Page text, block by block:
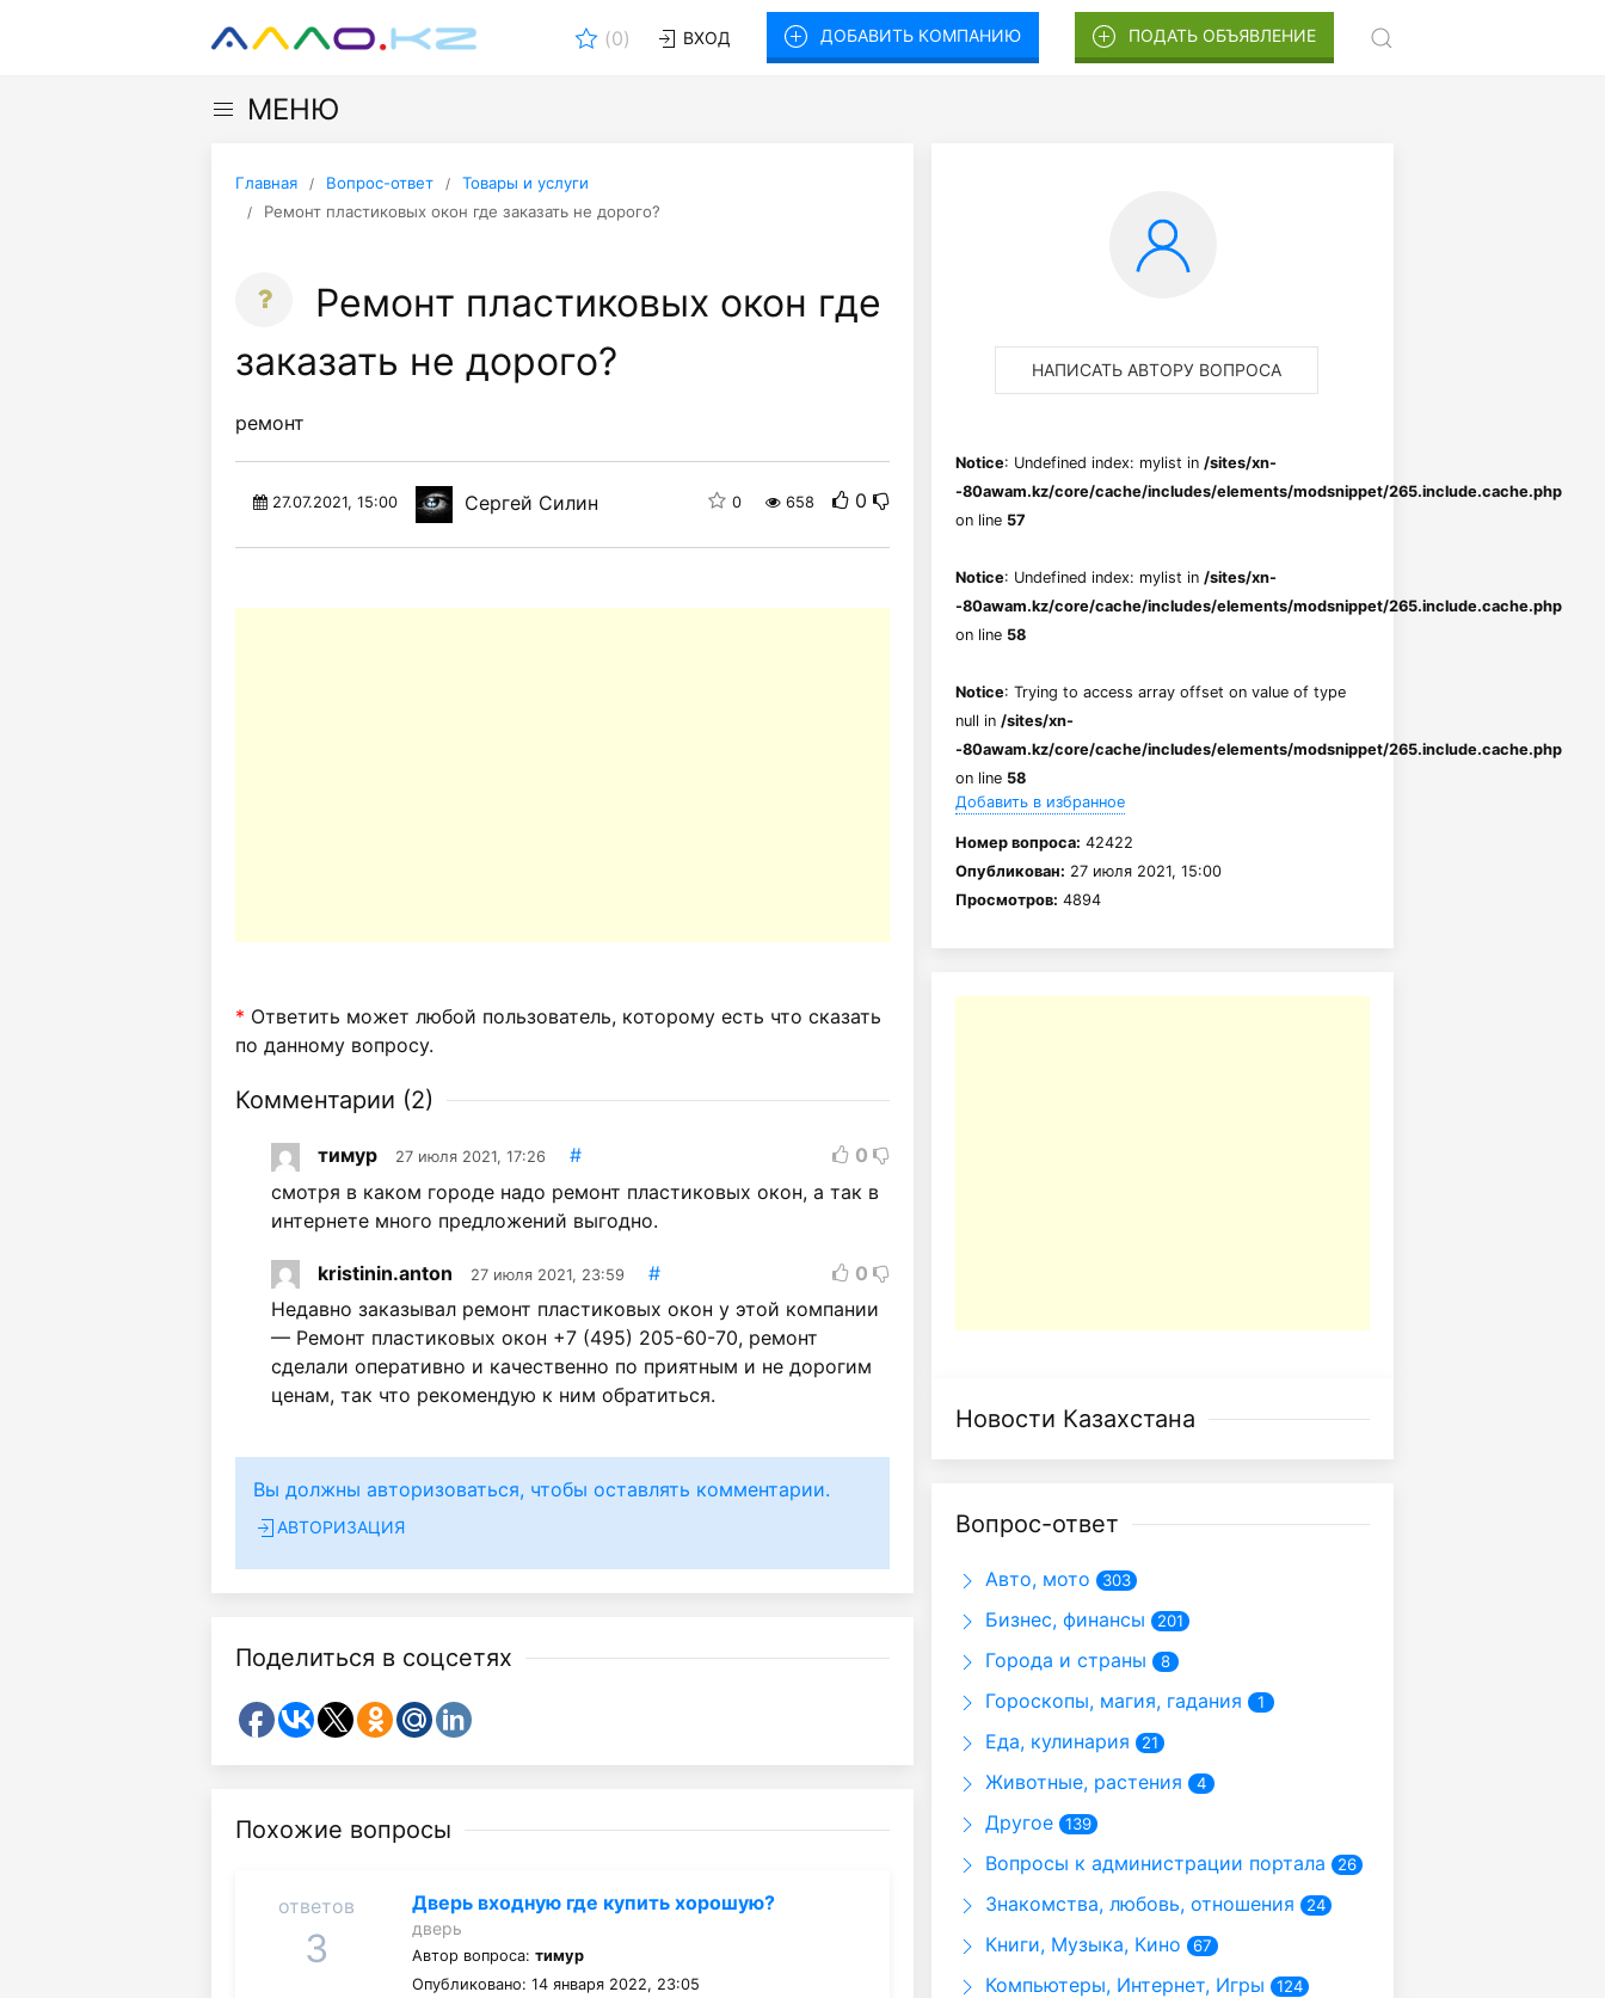
(0) ВХОД ДОБАВИТЬ КОМПАНИЮ ПОДАТЬ ОБЪЯВЛЕНИЕ
МЕНЮ
Главная Вопрос-ответ
Товары и услуги
Ремонт пластиковых окон где заказать не дорого?
Ремонт пластиковых окон где
заказать не дорого?
ремонт
27.07.2021, 15:00 Сергей Силин 0 658 0
* Ответить может любой пользователь, которому есть что сказать
по данному вопросу.
Комментарии (2)
тимур 27 июля 2021, 17:26 #
0
смотря в каком городе надо ремонт пластиковых окон, а так в
интернете много предложений выгодно.
kristinin.anton 27 июля 2021, 23:59 #
0
Недавно заказывал ремонт пластиковых окон у этой компании
— Ремонт пластиковых окон +7 (495) 205-60-70, ремонт
сделали оперативно и качественно по приятным и не дорогим
ценам, так что рекомендую к ним обратиться.
Вы должны авторизоваться, чтобы оставлять комментарии.
АВТОРИЗАЦИЯ
Поделиться в соцсетях
Похожие вопросы
ответов
3
Дверь входную где купить хорошую?
дверь
Автор вопроса:тимур
Опубликовано: 14 января 2022, 23:05
НАПИСАТЬ АВТОРУ ВОПРОСА
Notice: Undefined index: mylist in /sites/xn-
-80awam.kz/core/cache/includes/elements/modsnippet/265.include.cache.php
on line 57
Notice: Undefined index: mylist in /sites/xn-
-80awam.kz/core/cache/includes/elements/modsnippet/265.include.cache.php
on line 58
Notice: Trying to access array offset on value of type
null in /sites/xn-
-80awam.kz/core/cache/includes/elements/modsnippet/265.include.cache.php
on line 58
Добавить в избранное
Номер вопроса: 42422
Опубликован: 27 июля 2021, 15:00
Просмотров: 4894
Новости Казахстана
Вопрос-ответ
Авто, мото 303
Бизнес, финансы 201
Города и страны 8
Гороскопы, магия, гадания 1
Еда, кулинария 21
Животные, растения 4
Другое 139
Вопросы к администрации портала 26
Знакомства, любовь, отношения 24
Книги, Музыка, Кино 67
Компьютеры, Интернет, Игры 124